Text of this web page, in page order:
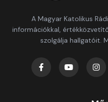
A Magyar Katolikus
információkkal,
szolgálja hallgatóit.